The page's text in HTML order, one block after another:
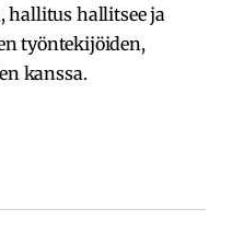
hallitus hallitsee ja
työntekijöiden,
kanssa.